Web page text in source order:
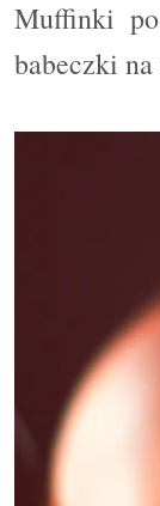
Muffinki
babeczki